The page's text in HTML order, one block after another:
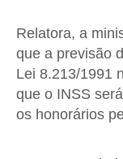
Relatora, a
que a previsão
Lei 8.213/1991
que o INSS
os honorários